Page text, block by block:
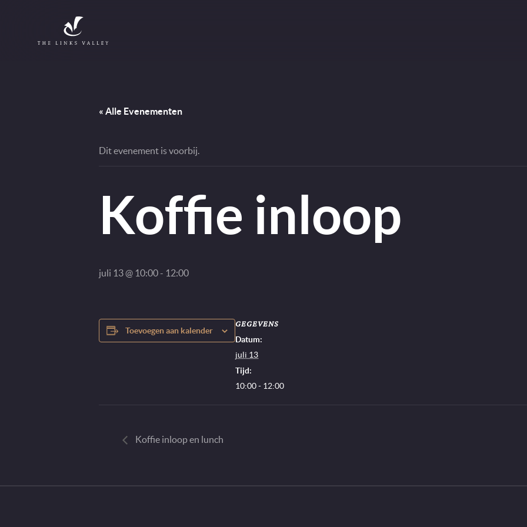
Terug naar de startpagina
« Alle Evenementen
Dit evenement is voorbij.
Koffie inloop
juli 13 @ 10:00- 12:00
Toevoegen aan kalender
GEGEVENS
Datum:
juli 13
Tijd:
10:00 - 12:00
Koffie inloop en lunch